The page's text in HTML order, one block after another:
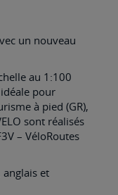
un nouveau
au 1:100
pour
à pied (GR),
sont réalisés
– VéloRoutes
anglais et